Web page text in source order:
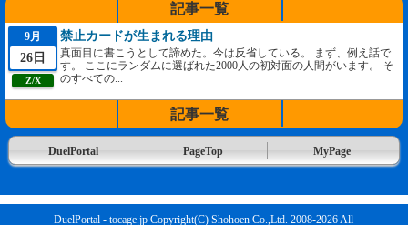
記事一覧
9月
26日
Z/X
禁止カードが生まれる理由
真面目に書こうとして諦めた。今は反省している。 まず、例え話で
す。 ここにランダムに選ばれた2000人の初対面の人間がいます。 そ
のすべての...
記事一覧
DuelPortal PageTop MyPage
DuelPortal - tocage.jp Copyright(C) Shohoen Co.,Ltd. 2008-2026 All